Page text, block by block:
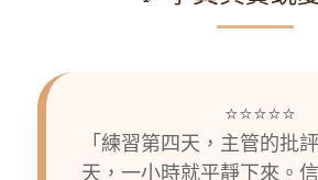
⭐️⭐️⭐️⭐️⭐️
「練習第四天，主管的批
天，一小時就平靜下來。